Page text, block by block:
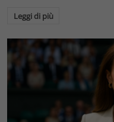
Leggi di più